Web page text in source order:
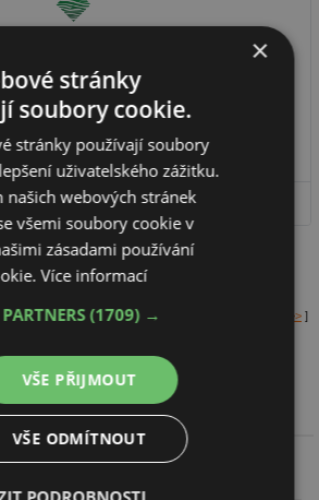
FOREST TRADE, s.r.o.
Palubky (obkladové, podlahové, fasádní -
12,5-28 mm), Terasová prkna (dřevěná ...
DETAIL FIRMY
[neaktuální záznamy (2) >>> ]
×
stránky
soubory cookie.
stránky používají soubory
uživatelského zážitku.
našich webových stránek
všemi soubory cookie v
zásadami používání
Více informací
(1709) →
VŠE PŘIJMOUT
VŠE ODMÍTNOUT